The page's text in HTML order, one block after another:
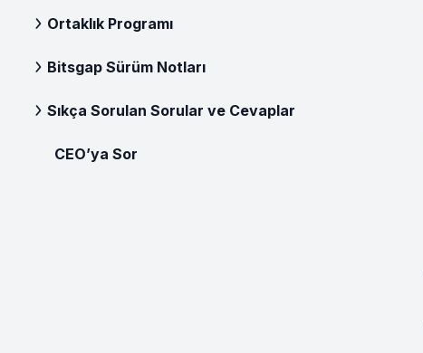
Ortaklık Programı
Bitsgap Sürüm Notları
Sıkça Sorulan Sorular ve Cevaplar
CEO’ya Sor